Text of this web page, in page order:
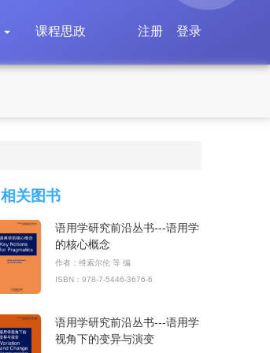
课程思政 登录
注册
相关图书
语用学研究前沿丛书---语用学
的核心概念
作者：维索尔伦 等 编
ISBN：978-7-5446-3676-6
语用学研究前沿丛书---语用学
视角下的变异与演变